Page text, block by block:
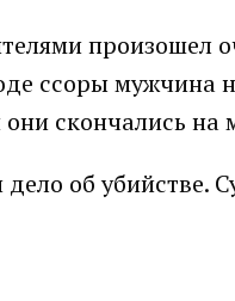
произошел
ссоры
скончались на
об убийстве.